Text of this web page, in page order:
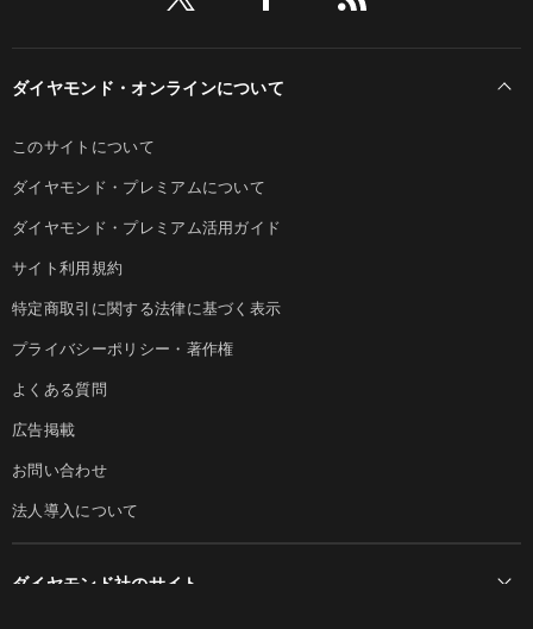
ダイヤモンド・オンラインについて
このサイトについて
ダイヤモンド・プレミアムについて
ダイヤモンド・プレミアム活用ガイド
サイト利用規約
特定商取引に関する法律に基づく表示
プライバシーポリシー・著作権
よくある質問
広告掲載
お問い合わせ
法人導入について
ダイヤモンド社のサイト